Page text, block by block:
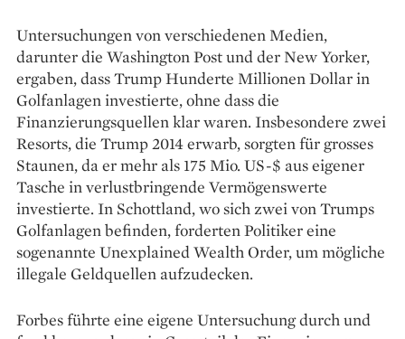
Untersuchungen von verschiedenen Medien,
darunter die Washington Post und der New Yorker,
ergaben, dass Trump Hunderte Millionen Dollar in
Golfanlagen investierte, ohne dass die
Finanzierungsquellen klar waren. Insbesondere zwei
Resorts, die Trump 2014 erwarb, sorgten für grosses
Staunen, da er mehr als 175 Mio. US-$ aus eigener
Tasche in verlustbringende Vermögenswerte
investierte. In Schottland, wo sich zwei von Trumps
Golfanlagen befinden, forderten Politiker eine
sogenannte Unexplained Wealth Order, um mögliche
illegale Geldquellen aufzudecken.
Forbes führte eine eigene Untersuchung durch und